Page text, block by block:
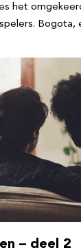
het
Bogota,
– deel 2